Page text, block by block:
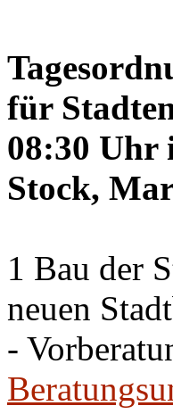
für
08:30 Uhr
Stock,
1 Bau der
neuen
-